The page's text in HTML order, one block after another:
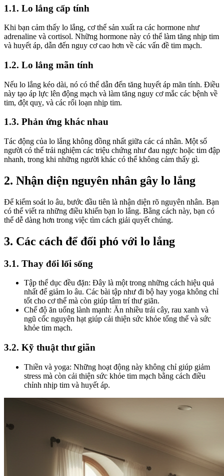
1.1. Lo lắng cấp tính
Khi bạn cảm thấy lo lắng, cơ thể sản xuất ra các hormone như
adrenaline và cortisol. Những hormone này có thể làm tăng nhịp tim
và huyết áp, dẫn đến nguy cơ cao hơn về các vấn đề tim mạch.
1.2. Lo lắng mãn tính
Nếu lo lắng kéo dài, nó có thể dẫn đến tăng huyết áp mãn tính. Điều
này tạo áp lực lên động mạch và làm tăng nguy cơ mắc các bệnh về
tim, đột quỵ, và các rối loạn nhịp tim.
1.3. Phản ứng khác nhau
Tác động của lo lắng không đồng nhất giữa các cá nhân. Một số
người có thể trải nghiệm các triệu chứng như đau ngực hoặc tim đập
nhanh, trong khi những người khác có thể không cảm thấy gì.
2. Nhận diện nguyên nhân gây lo lắng
Để kiểm soát lo âu, bước đầu tiên là nhận diện rõ nguyên nhân. Bạn
có thể viết ra những điều khiến bạn lo lắng. Bằng cách này, bạn có
thể dễ dàng hơn trong việc tìm cách giải quyết chúng.
3. Các cách để đối phó với lo lắng
3.1. Thay đổi lối sống
Tập thể dục đều đặn: Đây là một trong những cách hiệu quả
nhất để giảm lo âu. Các bài tập như đi bộ hay yoga không chỉ
tốt cho cơ thể mà còn giúp tâm trí thư giãn.
Chế độ ăn uống lành mạnh: Ăn nhiều trái cây, rau xanh và
ngũ cốc nguyên hạt giúp cải thiện sức khỏe tổng thể và sức
khỏe tim mạch.
3.2. Kỹ thuật thư giãn
Thiền và yoga: Những hoạt động này không chỉ giúp giảm
stress mà còn cải thiện sức khỏe tim mạch bằng cách điều
chỉnh nhịp tim và huyết áp.